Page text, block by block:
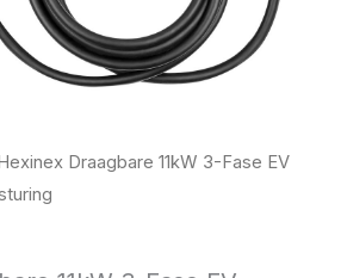
Draagbare 11kW 3-Fase EV